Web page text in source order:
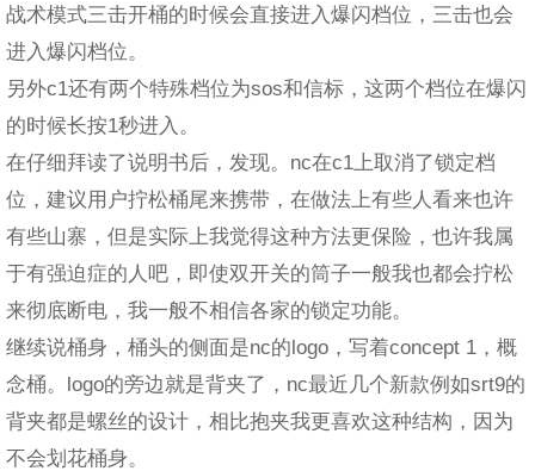
战术模式三击开桶的时候会直接进入爆闪档位，三击也会
进入爆闪档位。
另外c1还有两个特殊档位为sos和信标，这两个档位在爆闪
的时候长按1秒进入。
在仔细拜读了说明书后，发现。nc在c1上取消了锁定档
位，建议用户拧松桶尾来携带，在做法上有些人看来也许
有些山寨，但是实际上我觉得这种方法更保险，也许我属
于有强迫症的人吧，即使双开关的筒子一般我也都会拧松
来彻底断电，我一般不相信各家的锁定功能。
继续说桶身，桶头的侧面是nc的logo，写着concept 1，概
念桶。logo的旁边就是背夹了，nc最近几个新款例如srt9的
背夹都是螺丝的设计，相比抱夹我更喜欢这种结构，因为
不会划花桶身。